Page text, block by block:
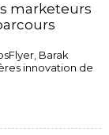
marketeurs
​Barak
innovation de